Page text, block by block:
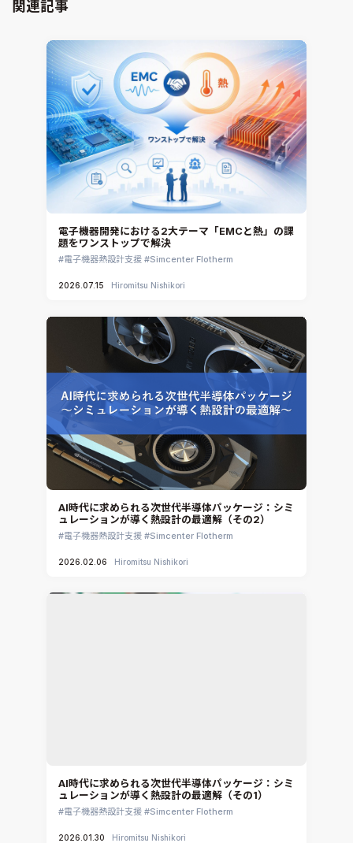
CAD連携・CAE業務支援
MBDプロセス構築コンサルティング
CAEエンジニアリングコンサルティング
音響設計
CAE分野におけるAIコンサルティング
システム構築と開発
Virtual Environment
CONVERGE
iconCFD
SIMULIA Abaqus Unified FEA
Simcenter Flotherm
Simcenter Flotherm XT
Ansys Electronics
DEMITASNX
Simcenter 3D Acoustics
Rocky
CATIA V5 Analysis
Ansys EnSight
DEP MeshWorks
ennovaCFD
Ansys Granta MI
Ansys Granta Selector
関連記事
電子機器開発における2大テーマ「EMCと熱」の課
題をワンストップで解決
電子機器熱設計支援 Simcenter Flotherm
2026.07.15 Hiromitsu Nishikori
AI時代に求められる次世代半導体パッケージ：シミ
ュレーションが導く熱設計の最適解（その2）
電子機器熱設計支援 Simcenter Flotherm
2026.02.06 Hiromitsu Nishikori
AI時代に求められる次世代半導体パッケージ：シミ
ュレーションが導く熱設計の最適解（その1）
電子機器熱設計支援 Simcenter Flotherm
2026.01.30 Hiromitsu Nishikori